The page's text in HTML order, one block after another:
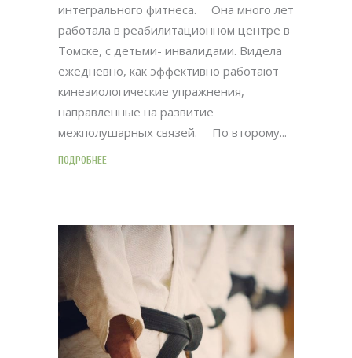
интегрального фитнеса. ⠀ Она много лет
работала в реабилитационном центре в
Томске, с детьми- инвалидами. Видела
ежедневно, как эффективно работают
кинезиологические упражнения,
направленные на развитие
межполушарных связей. ⠀ По второму
ПОДРОБНЕЕ